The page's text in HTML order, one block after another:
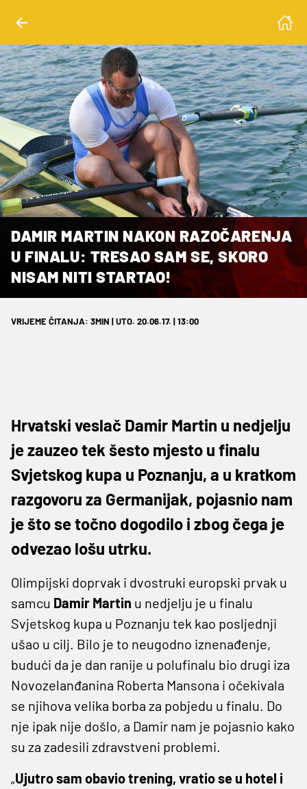
DAMIR MARTIN NAKON RAZOČARENJA
U FINALU: TRESAO SAM SE, SKORO
NISAM NITI STARTAO!
VRIJEME ČITANJA: 3MIN | UTO. 20.06.17. | 13:00
Hrvatski veslač Damir Martin u nedjelju
je zauzeo tek šesto mjesto u finalu
Svjetskog kupa u Poznanju, a u kratkom
razgovoru za Germanijak, pojasnio nam
je što se točno dogodilo i zbog čega je
odvezao lošu utrku.
Olimpijski doprvak i dvostruki europski prvak u
samcu Damir Martin u nedjelju je u finalu
Svjetskog kupa u Poznanju tek kao posljednji
ušao u cilj. Bilo je to neugodno iznenađenje,
budući da je dan ranije u polufinalu bio drugi iza
Novozelanđanina Roberta Mansona i očekivala
se njihova velika borba za pobjedu u finalu. Do
nje ipak nije došlo, a Damir nam je pojasnio kako
su za zadesili zdravstveni problemi.
„Ujutro sam obavio trening, vratio se u hotel i